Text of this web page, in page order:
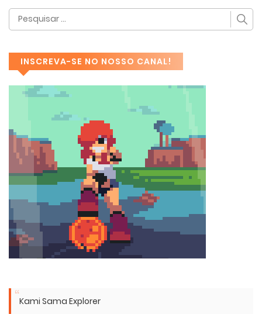
INSCREVA-SE NO NOSSO CANAL!
Kami Sama Explorer